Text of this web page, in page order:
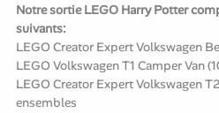
Notre sortie LEGO Harry Potter
suivants:
LEGO Creator Expert Volkswagen
LEGO Volkswagen T1 Camper Van
LEGO Creator Expert Volkswagen
ensembles